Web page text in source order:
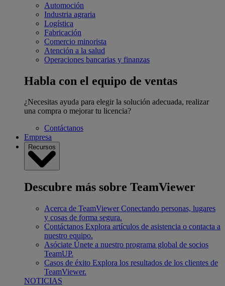
Automoción
Industria agraria
Logística
Fabricación
Comercio minorista
Atención a la salud
Operaciones bancarias y finanzas
Habla con el equipo de ventas
¿Necesitas ayuda para elegir la solución adecuada, realizar
una compra o mejorar tu licencia?
Contáctanos
Empresa
Recursos
Descubre más sobre TeamViewer
Acerca de TeamViewer Conectando personas, lugares
y cosas de forma segura.
Contáctanos Explora artículos de asistencia o contacta a
nuestro equipo.
Asóciate Únete a nuestro programa global de socios
TeamUP.
Casos de éxito Explora los resultados de los clientes de
TeamViewer.
NOTICIAS